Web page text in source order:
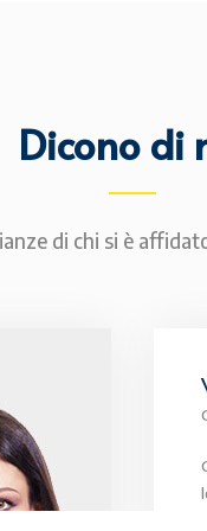
Dicono di
di chi si è